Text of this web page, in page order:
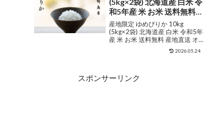
おすすめ 人気 口コミ
送料...
和5年産 米 お米 送料無料
産地直送 オプションで真
空パックに変更可
産地限定 ゆめぴりか 10kg
(5kg×2袋) 北海道産 白米 令和5年
産 米 お米 送料無料 産地直送 オ
プションで真空パックに変更可
販売価格¥5,180ショップ名丸吉
た、も...
2026.05.24
スポンサーリンク